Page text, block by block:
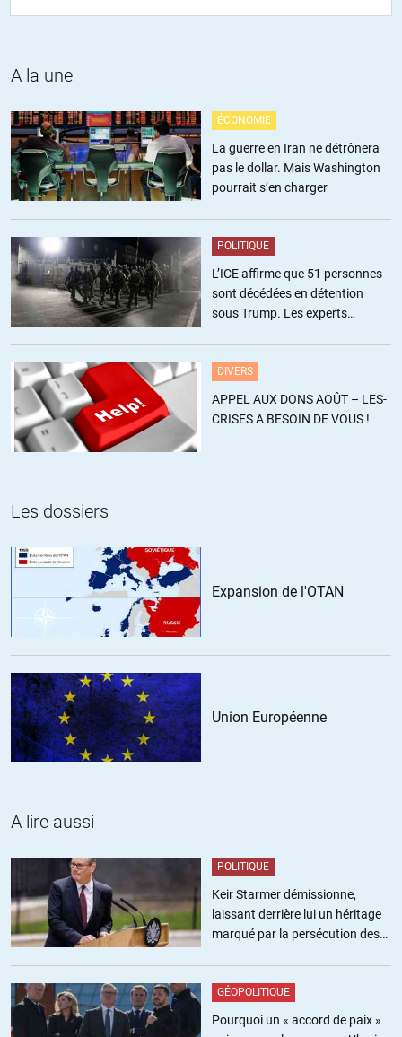
A la une
ÉCONOMIE
La guerre en Iran ne détrônera
pas le dollar. Mais Washington
pourrait s’en charger
POLITIQUE
L’ICE affirme que 51 personnes
sont décédées en détention
sous Trump. Les experts
DIVERS
APPEL AUX DONS AOÛT – LES-
CRISES A BESOIN DE VOUS !
Les dossiers
Expansion de l'OTAN
Union Européenne
A lire aussi
POLITIQUE
Keir Starmer démissionne,
laissant derrière lui un héritage
marqué par la persécution des
GÉOPOLITIQUE
Pourquoi un « accord de paix »